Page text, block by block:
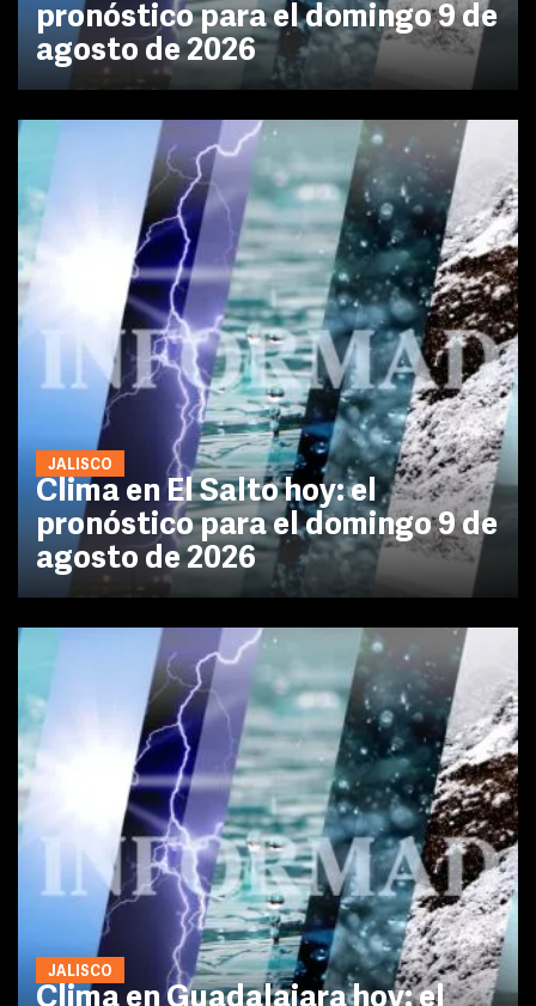
pronóstico para el domingo 9 de
agosto de 2026
JALISCO
Clima en El Salto hoy: el
pronóstico para el domingo 9 de
agosto de 2026
JALISCO